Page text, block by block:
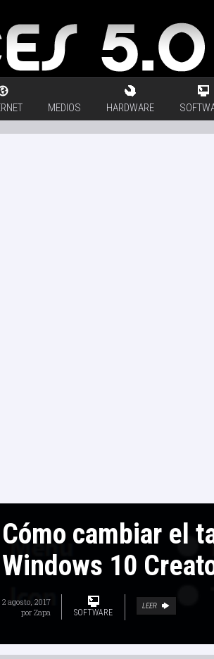
MEDIOS HARDWARE
Cómo cambiar el
Windows 10
2 agosto, 2017
por Zapa SOFTWARE
LEER